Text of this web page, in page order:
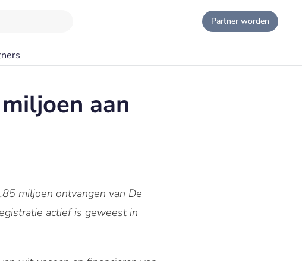
Partner worden
aan
miljoen ontvangen van De
actief is geweest in